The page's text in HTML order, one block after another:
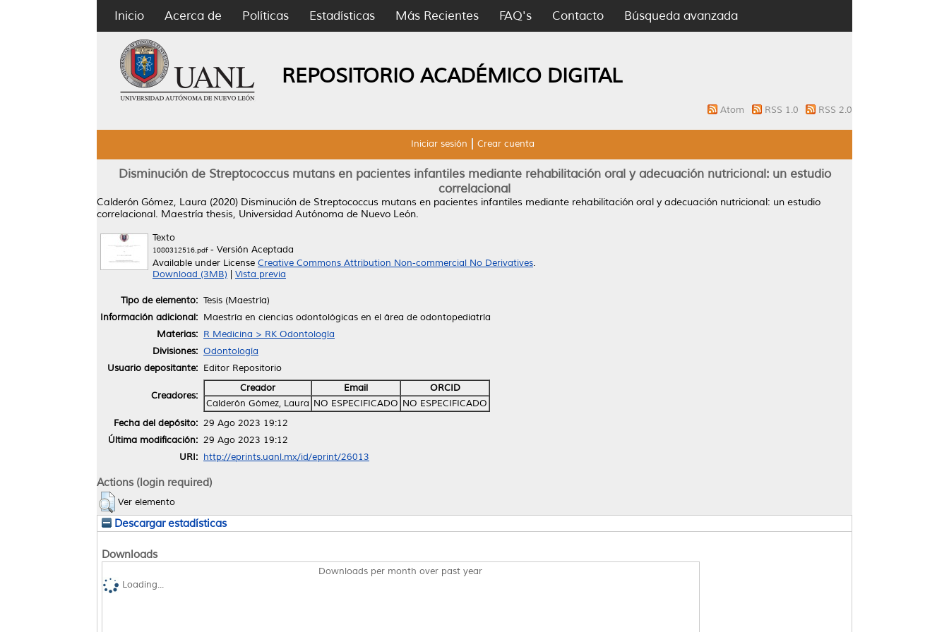
Inicio Acerca de Políticas Estadísticas Más Recientes FAQ's Contacto Búsqueda avanzada
REPOSITORIO ACADÉMICO DIGITAL
Atom RSS 1.0 RSS 2.0
Iniciar sesión Crear cuenta
Disminución de Streptococcus mutans en pacientes infantiles mediante rehabilitación oral y adecuación nutricional: un estudio
correlacional
Calderón Gómez, Laura (2020) Disminución de Streptococcus mutans en pacientes infantiles mediante rehabilitación oral y adecuación nutricional: un estudio
correlacional. Maestría thesis, Universidad Autónoma de Nuevo León.
Texto
1080312516.pdf- Versión Aceptada
Available under License Creative Commons Attribution Non-commercial No Derivatives.
Download (3MB)
Vista previa
Tipo de elemento: Tesis (Maestría)
Información adicional: Maestría en ciencias odontológicas en el área de odontopediatría
Materias: R Medicina > RK Odontología
Divisiones: Odontología
Usuario depositante: Editor Repositorio
Creadores:
Creador Email
ORCID
Calderón Gómez, Laura NO ESPECIFICADO NO ESPECIFICADO
Fecha del depósito: 29 Ago 2023 19:12
Última modificación: 29 Ago 2023 19:12
URI: http://eprints.uanl.mx/id/eprint/26013
Actions (login required)
Ver elemento
Descargar estadísticas
Downloads
Downloads per month over past year
Loading...